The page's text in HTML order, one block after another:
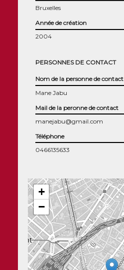
Bruxelles
Année de création
2004
PERSONNES DE CONTACT
Nom de la personne de contact
Mane Jabu
Mail de la peronne de contact
manejabu@gmail.com
Téléphone
0466135633
+
−